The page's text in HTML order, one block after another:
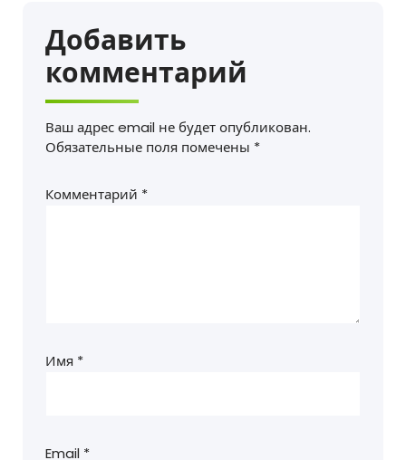
Добавить
комментарий
Ваш адрес email не будет опубликован.
Обязательные поля помечены *
Комментарий *
Имя *
Email *